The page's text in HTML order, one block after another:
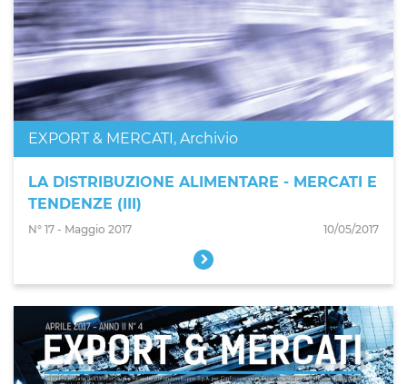
EXPORT & MERCATI, Archivio
LA DISTRIBUZIONE ALIMENTARE - MERCATI E
TENDENZE (III)
N° 17 - Maggio 2017 10/05/2017